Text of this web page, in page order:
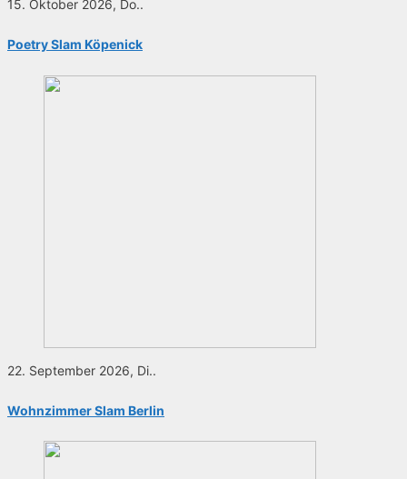
15. Oktober 2026, Do..
Poetry Slam Köpenick
22. September 2026, Di..
Wohnzimmer Slam Berlin